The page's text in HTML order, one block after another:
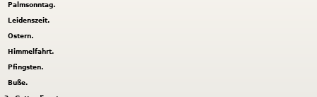
Palmsonntag.
Leidenszeit.
Ostern.
Himmelfahrt.
Pfingsten.
Buße.